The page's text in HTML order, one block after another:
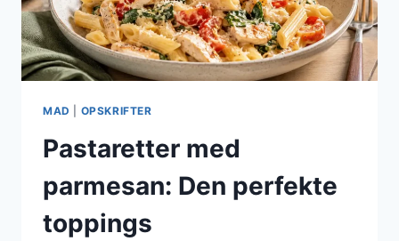
MAD OPSKRIFTER
Pastaretter med
parmesan: Den perfekte
toppings